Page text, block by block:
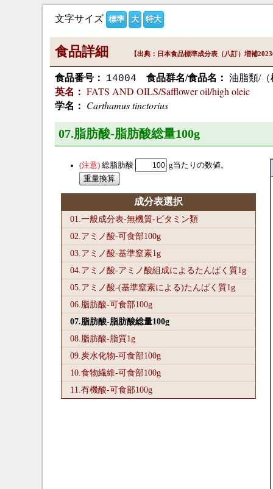
文字サイズ 標準 大 特大
食品詳細 【出典：日本食品標準成分表（八訂）増補
食品番号： 14004 食品群名/食品名： 油脂類/
英名： FATS AND OILS/Safflower oil/high oleic
学名： Carthamus tinctorius
07.脂肪酸-脂肪酸総量100g
総脂肪酸 g当たりの数値。
成分表選択
01.一般成分表-無機質-ビタミン類
02.アミノ酸-可食部100g
03.アミノ酸-基準窒素1g
04.アミノ酸-アミノ酸組成によるたんぱく質1g
05.アミノ酸-(基準窒素による)たんぱく質1g
06.脂肪酸-可食部100g
07.脂肪酸-脂肪酸総量100g
08.脂肪酸-脂質1g
09.炭水化物-可食部100g
10.食物繊維-可食部100g
11.有機酸-可食部100g